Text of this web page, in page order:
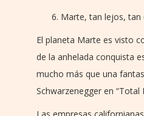
Marte, tan lejos, tan
El planeta Marte es visto
de la anhelada conquista
mucho más que una
Schwarzenegger en “Total